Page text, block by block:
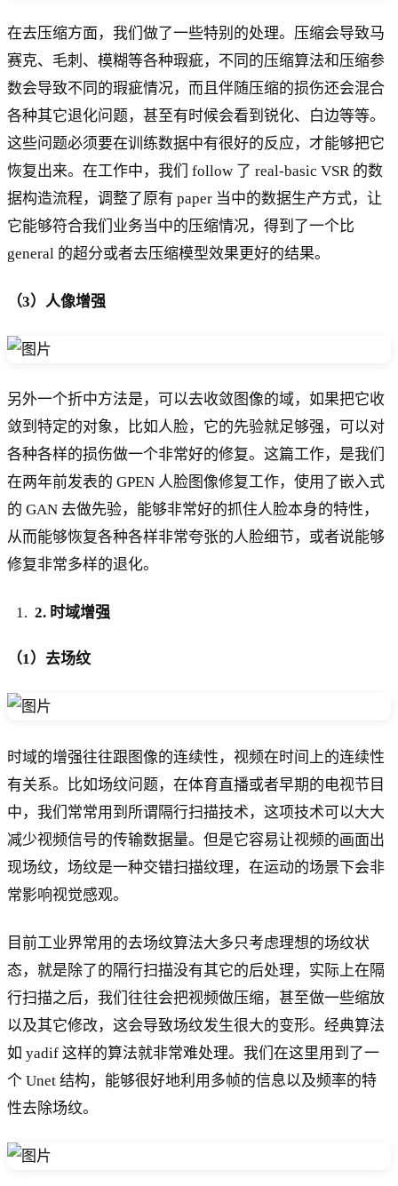
在去压缩方面，我们做了一些特别的处理。压缩会导致马
赛克、毛刺、模糊等各种瑕疵，不同的压缩算法和压缩参
数会导致不同的瑕疵情况，而且伴随压缩的损伤还会混合
各种其它退化问题，甚至有时候会看到锐化、白边等等。
这些问题必须要在训练数据中有很好的反应，才能够把它
恢复出来。在工作中，我们 follow 了 real-basic VSR 的数
据构造流程，调整了原有 paper 当中的数据生产方式，让
它能够符合我们业务当中的压缩情况，得到了一个比
general 的超分或者去压缩模型效果更好的结果。
（3）人像增强
另外一个折中方法是，可以去收敛图像的域，如果把它收
敛到特定的对象，比如人脸，它的先验就足够强，可以对
各种各样的损伤做一个非常好的修复。这篇工作，是我们
在两年前发表的 GPEN 人脸图像修复工作，使用了嵌入式
的 GAN 去做先验，能够非常好的抓住人脸本身的特性，
从而能够恢复各种各样非常夸张的人脸细节，或者说能够
修复非常多样的退化。
2. 时域增强
（1）去场纹
时域的增强往往跟图像的连续性，视频在时间上的连续性
有关系。比如场纹问题，在体育直播或者早期的电视节目
中，我们常常用到所谓隔行扫描技术，这项技术可以大大
减少视频信号的传输数据量。但是它容易让视频的画面出
现场纹，场纹是一种交错扫描纹理，在运动的场景下会非
常影响视觉感观。
目前工业界常用的去场纹算法大多只考虑理想的场纹状
态，就是除了的隔行扫描没有其它的后处理，实际上在隔
行扫描之后，我们往往会把视频做压缩，甚至做一些缩放
以及其它修改，这会导致场纹发生很大的变形。经典算法
如 yadif 这样的算法就非常难处理。我们在这里用到了一
个 Unet 结构，能够很好地利用多帧的信息以及频率的特
性去除场纹。